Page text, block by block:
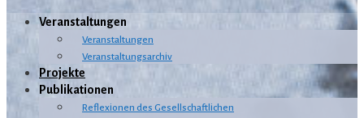
Veranstaltungen
Veranstaltungen
Veranstaltungsarchiv
Projekte
Publikationen
Reflexionen des Gesellschaftlichen